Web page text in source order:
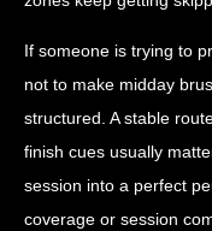
If someone is trying to
not to make midday
structured. A stable
finish cues usually
session into a perfect
coverage or session